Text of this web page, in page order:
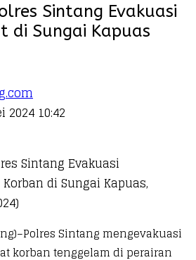
Sintang Evakuasi
di Sungai Kapuas
2024 10:42
Sintang Evakuasi
di Sungai Kapuas,
Sintang mengevakuasi
korban tenggelam di perairan